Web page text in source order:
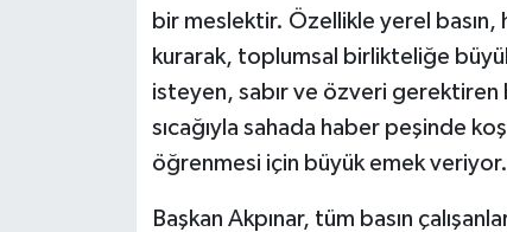
bir meslektir. Özellikle yerel basın,
kurarak, toplumsal birlikteliğe
isteyen, sabır ve özveri
sıcağıyla sahada haber peşinde
öğrenmesi için büyük emek veriyor.
Başkan Akpınar, tüm basın